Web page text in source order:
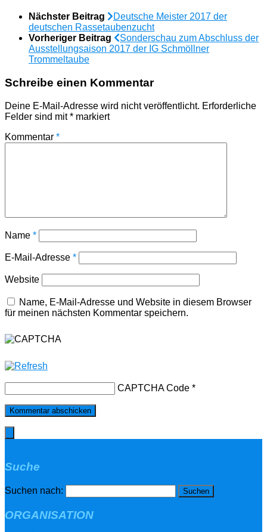
Nächster Beitrag
Deutsche Meister 2017 der
deutschen Rassetaubenzucht
Vorheriger Beitrag
Sonderschau zum Abschluss der
Ausstellungsaison 2017 der IG Schmöllner
Trommeltaube
Schreibe einen Kommentar
Deine E-Mail-Adresse wird nicht veröffentlicht. Erforderliche
Felder sind mit* markiert
Kommentar *
Name *
E-Mail-Adresse *
Website
Name, E-Mail-Adresse und Website in diesem Browser
für meinen nächsten Kommentar speichern.
CAPTCHA Code *
Suche
Suchen nach:
ORGANISATION